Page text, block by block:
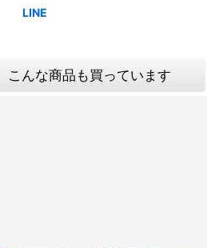
こんな商品も買っています